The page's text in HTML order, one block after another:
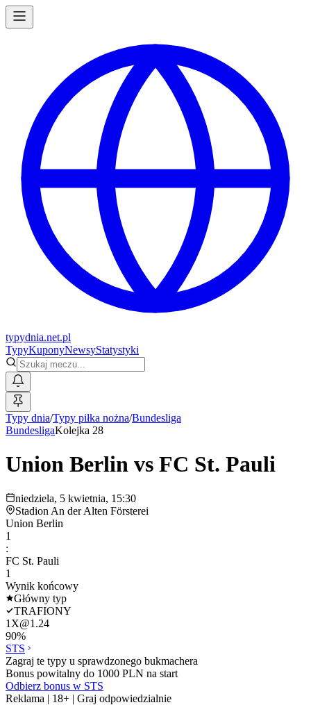
typydnia.net.pl
TypyKuponyNewsyStatystyki
Typy dnia/Typy piłka nożna/Bundesliga
BundesligaKolejka 28
Union Berlin vs FC St. Pauli
niedziela, 5 kwietnia, 15:30
Stadion An der Alten Försterei
Union Berlin
1
:
FC St. Pauli
1
Wynik końcowy
Główny typ
TRAFIONY
1X@1.24
90%
STS
Zagraj te typy u sprawdzonego bukmachera
Bonus powitalny do 1000 PLN na start
Odbierz bonus w STS
Reklama | 18+ | Graj odpowiedzialnie